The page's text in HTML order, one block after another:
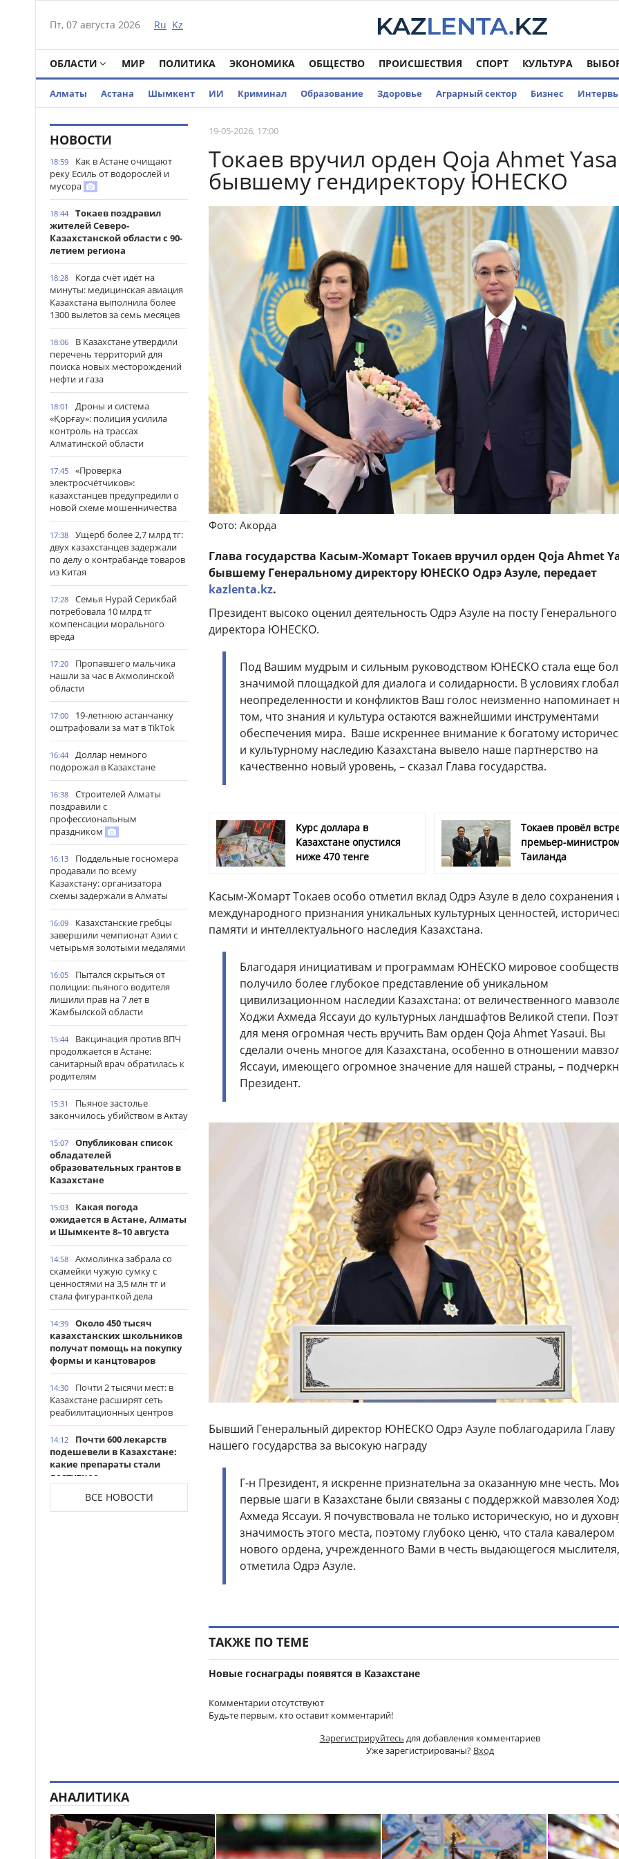
Пт, 07 августа 2026 Ru Kz
ОБЛАСТИ МИР ПОЛИТИКА ЭКОНОМИКА ОБЩЕСТВО ПРОИСШЕСТВИЯ СПОРТ КУЛЬТУРА
Алматы Астана Шымкент ИИ Криминал Образование Здоровье Аграрный сектор Бизнес
НОВОСТИ
18:59
Как в Астане очищают
реку Есиль от водорослей и
мусора
18:44
Токаев поздравил
жителей Северо-
Казахстанской области с 90-
летием региона
18:28
Когда счёт идёт на
минуты: медицинская авиация
Казахстана выполнила более
1300 вылетов за семь месяцев
18:06
В Казахстане утвердили
перечень территорий для
поиска новых месторождений
нефти и газа
18:01
Дроны и система
«Қорғау»: полиция усилила
контроль на трассах
Алматинской области
17:45
«Проверка
электросчётчиков»:
казахстанцев предупредили о
новой схеме мошенничества
17:38
Ущерб более 2,7 млрд тг:
двух казахстанцев задержали
по делу о контрабанде товаров
из Китая
17:28
Семья Нурай Серикбай
потребовала 10 млрд тг
компенсации морального
вреда
17:20
Пропавшего мальчика
нашли за час в Акмолинской
области
17:00
19-летнюю астанчанку
оштрафовали за мат в TikTok
16:44
Доллар немного
подорожал в Казахстане
16:38
Строителей Алматы
поздравили с
профессиональным
праздником
16:13
Поддельные госномера
продавали по всему
Казахстану: организатора
схемы задержали в Алматы
16:09
Казахстанские гребцы
завершили чемпионат Азии с
четырьмя золотыми медалями
16:05
Пытался скрыться от
полиции: пьяного водителя
лишили прав на 7 лет в
Жамбылской области
15:44
Вакцинация против ВПЧ
продолжается в Астане:
санитарный врач обратилась к
родителям
15:31
Пьяное застолье
закончилось убийством в Актау
15:07
Опубликован список
обладателей
образовательных грантов в
Казахстане
15:03
Какая погода
ожидается в Астане, Алматы
и Шымкенте 8–10 августа
14:58
Акмолинка забрала со
скамейки чужую сумку с
ценностями на 3,5 млн тг и
стала фигуранткой дела
14:39
Около 450 тысяч
казахстанских школьников
получат помощь на покупку
формы и канцтоваров
14:30
Почти 2 тысячи мест: в
Казахстане расширят сеть
реабилитационных центров
14:12
Почти 600 лекарств
подешевели в Казахстане:
какие препараты стали
доступнее
Казахстанские
таеквондисты завоевали
области
12:21
Стало известно имя
нового главного тренера
сборной Казахстана по футболу
ВСЕ НОВОСТИ
19-05-2026, 17:00
Токаев вручил орден Qoja Ahmet
бывшему гендиректору ЮНЕСКО
Фото: Акорда
Глава государства Касым-Жомарт Токаев вручил орден Qoja Ahmet
бывшему Генеральному директору ЮНЕСКО Одрэ Азуле, передает
kazlenta.kz.
Президент высоко оценил деятельность Одрэ Азуле на посту Генерального
директора ЮНЕСКО.
Под Вашим мудрым и сильным руководством ЮНЕСКО стала еще
значимой площадкой для диалога и солидарности. В условиях
неопределенности и конфликтов Ваш голос неизменно напоминает
том, что знания и культура остаются важнейшими инструментами
обеспечения мира. Ваше искреннее внимание к богатому
и культурному наследию Казахстана вывело наше партнерство на
качественно новый уровень, – сказал Глава государства.
Курс доллара в
Казахстане опустился
ниже 470 тенге
Токаев провёл
премьер-
Таиланда
Касым-Жомарт Токаев особо отметил вклад Одрэ Азуле в дело сохранения
международного признания уникальных культурных ценностей,
памяти и интеллектуального наследия Казахстана.
Благодаря инициативам и программам ЮНЕСКО мировое
получило более глубокое представление об уникальном
цивилизационном наследии Казахстана: от величественного
Ходжи Ахмеда Яссауи до культурных ландшафтов Великой степи.
для меня огромная честь вручить Вам орден Qoja Ahmet Yasaui. Вы
сделали очень многое для Казахстана, особенно в отношении
Яссауи, имеющего огромное значение для нашей страны, –
Президент.
Бывший Генеральный директор ЮНЕСКО Одрэ Азуле поблагодарила Главу
нашего государства за высокую награду
Г-н Президент, я искренне признательна за оказанную мне честь.
первые шаги в Казахстане были связаны с поддержкой мавзолея
Ахмеда Яссауи. Я почувствовала не только историческую, но и
значимость этого места, поэтому глубоко ценю, что стала кавалером
нового ордена, учрежденного Вами в честь выдающегося
отметила Одрэ Азуле.
ТАКЖЕ ПО ТЕМЕ
Новые госнаграды появятся в Казахстане
Комментарии отсутствуют
Будьте первым, кто оставит комментарий!
Зарегистрируйтесь для добавления комментариев
Уже зарегистрированы? Вход
АНАЛИТИКА